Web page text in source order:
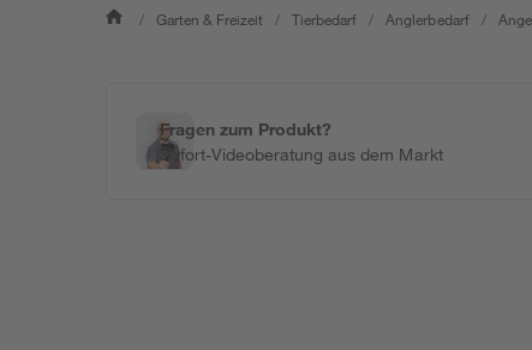
/ Garten & Freizeit / Tierbedarf / Anglerbedarf /
Fragen zum Produkt?
Sofort-Videoberatung aus dem Markt